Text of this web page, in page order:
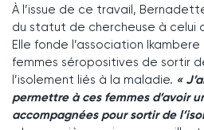
À l’issue de ce travail,
du statut de chercheuse à celui
Elle fonde l’association
femmes séropositives de sortir
l’isolement liés à la maladie. «
permettre à ces femmes d’avoir
accompagnées pour sortir de